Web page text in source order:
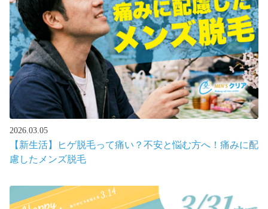
2026.03.05
【新生活】ヒゲ脱毛って痛い？不安と悩む方へ！痛みに配
慮したメンズ脱毛